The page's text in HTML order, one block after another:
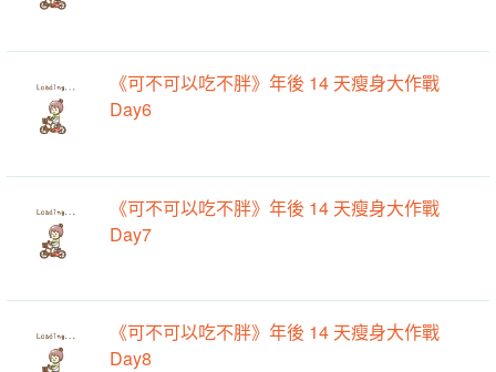
《可不可以吃不胖》年後 14 天瘦身大作戰
Day6
《可不可以吃不胖》年後 14 天瘦身大作戰
Day7
《可不可以吃不胖》年後 14 天瘦身大作戰
Day8